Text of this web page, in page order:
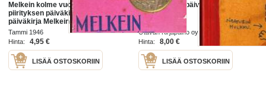
Melkein kolme vuotta - Leningradin
piirityksen päiväkirja. Vera Inberin
päiväkirja Melkein kolme vuotta
(Почти три года, 1945) on yksi
niistä
Tammi 1946
Hinta:
4,95 €
LISÄÄ OSTOSKORIIN
Juoppohullun päiväkirja / Juha
Vuorinen.
Otavan Kirjapaino oy
Hinta:
8,00 €
LISÄÄ OSTOSKORIIN